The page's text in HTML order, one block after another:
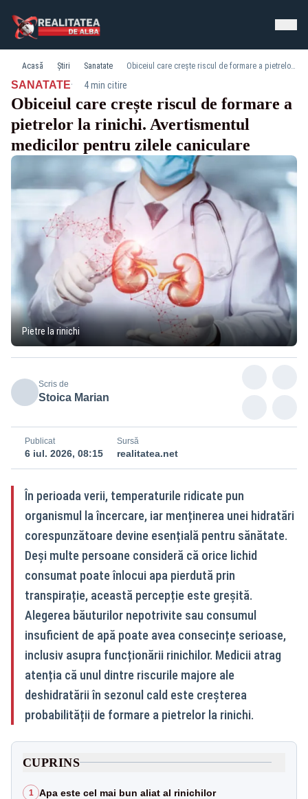
Acasă Știri Sanatate Obiceiul care crește riscul de formare a pietrelor la rinichi. Avertismentul medicilor pentru zilele caniculare
SANATATE· 4 min citire
Obiceiul care crește riscul de formare a
pietrelor la rinichi. Avertismentul
medicilor pentru zilele caniculare
Pietre la rinichi
Scris de
Stoica Marian
Publicat
6 iul. 2026, 08:15
Sursă
realitatea.net
În perioada verii, temperaturile ridicate pun
organismul la încercare, iar menținerea unei hidratări
corespunzătoare devine esențială pentru sănătate.
Deși multe persoane consideră că orice lichid
consumat poate înlocui apa pierdută prin
transpirație, această percepție este greșită.
Alegerea băuturilor nepotrivite sau consumul
insuficient de apă poate avea consecințe serioase,
inclusiv asupra funcționării rinichilor. Medicii atrag
atenția că unul dintre riscurile majore ale
deshidratării în sezonul cald este creșterea
probabilității de formare a pietrelor la rinichi.
CUPRINS
1 Apa este cel mai bun aliat al rinichilor